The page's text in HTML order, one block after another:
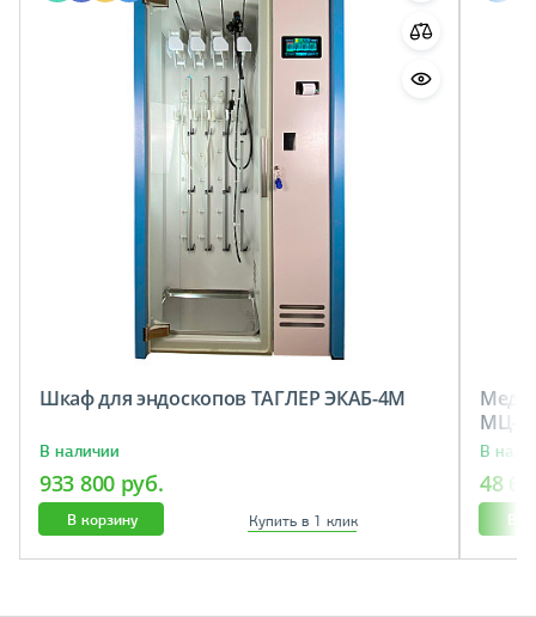
Шкаф для эндоскопов ТАГЛЕР ЭКАБ-4М
В наличии
933 800 руб.
В корзину Купить в 1 клик
МЦ-
В
48
В